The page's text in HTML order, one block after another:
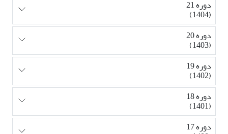
دوره 21
(1404)
دوره 20
(1403)
دوره 19
(1402)
دوره 18
(1401)
دوره 17